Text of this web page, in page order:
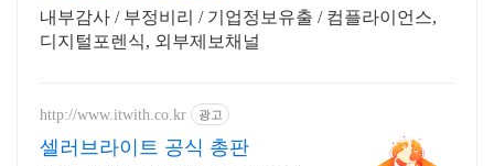
내부감사 / 부정비리 / 기업정보유출 / 컴플라이언스,
디지털포렌식, 외부제보채널
http://www.itwith.co.kr 광고
셀러브라이트 공식 총판